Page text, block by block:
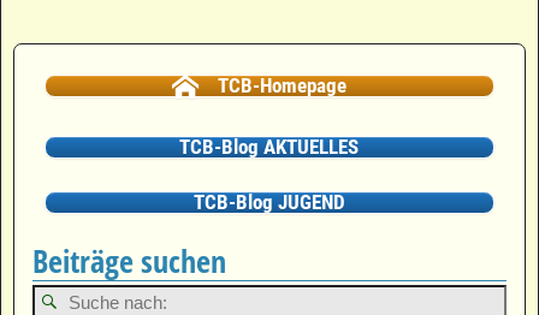
TCB-Homepage
TCB-Blog AKTUELLES
TCB-Blog JUGEND
Beiträge suchen